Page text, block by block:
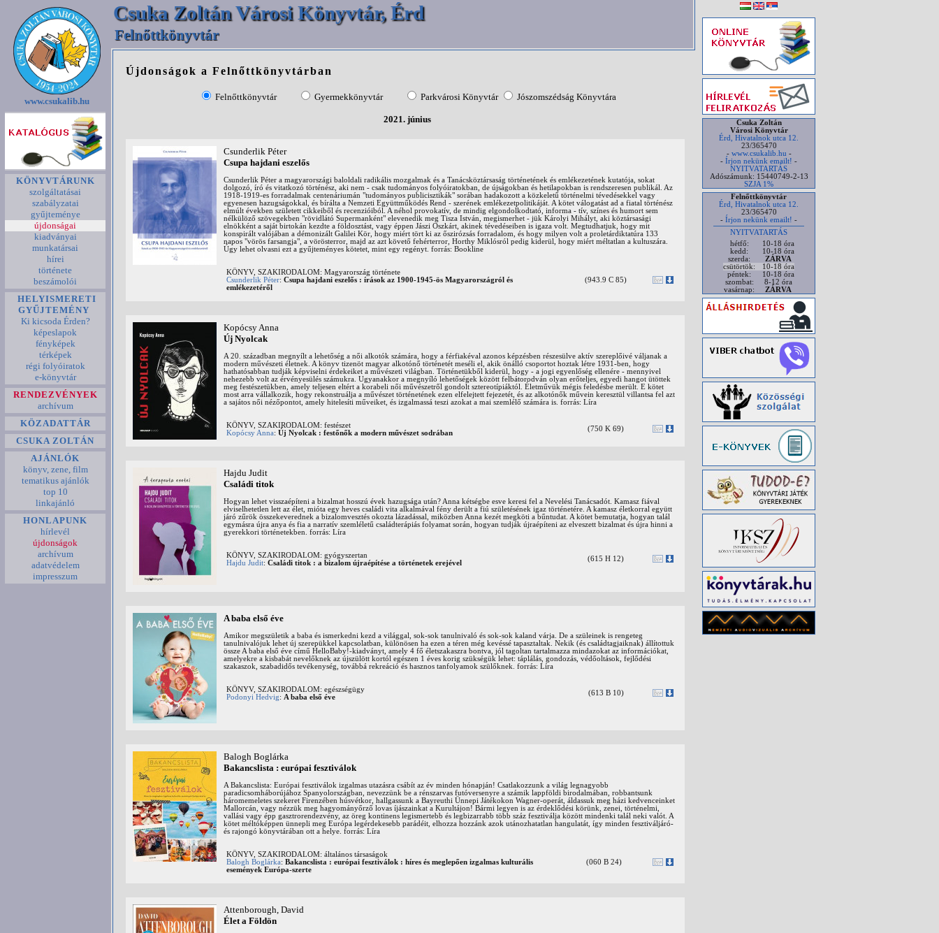
Csuka Zoltán Városi Könyvtár, Érd
Felnőttkönyvtár
www.csukalib.hu
KÖNYVTÁRUNK
szolgáltatásai
szabályzatai
gyűjteménye
újdonságai
kiadványai
munkatársai
hírei
története
beszámolói
HELYISMERETI
GYŰJTEMÉNY
Ki kicsoda Érden?
képeslapok
fényképek
térképek
régi folyóiratok
e-könyvtár
RENDEZVÉNYEK
archívum
KÖZADATTÁR
CSUKA ZOLTÁN
AJÁNLÓK
könyv, zene, film
tematikus ajánlók
top 10
linkajánló
HONLAPUNK
hírlevél
újdonságok
archívum
adatvédelem
impresszum
Újdonságok a Felnőttkönyvtárban
Felnőttkönyvtár Gyermekkönyvtár Parkvárosi Könyvtár Jószomszédság Könyvtára
2021. június
Csunderlik Péter
Csupa hajdani eszelős
Csunderlik Péter a magyarországi baloldali radikális mozgalmak és a Tanácsköztársaság történetének és emlékezetének kutatója, sokat
dolgozó, író és vitatkozó történész, aki nem - csak tudományos folyóiratokban, de újságokban és hetilapokban is rendszeresen publikál. Az
1918-1919-es forradalmak centenáriumán "tudományos publicisztikák" sorában hadakozott a közkeletű történelmi tévedésekkel vagy
egyenesen hazugságokkal, és bírálta a Nemzeti Együttműködés Rend - szerének emlékezetpolitikáját. A kötet válogatást ad a fiatal történész
elmúlt években született cikkeiből és recenzióiból. A néhol provokatív, de mindig elgondolkodtató, informa - tív, színes és humort sem
nélkülöző szövegekben "rövidlátó Supermanként" elevenedik meg Tisza István, megismerhet - jük Károlyi Mihályt, aki köztársasági
elnökként a saját birtokán kezdte a földosztást, vagy éppen Jászi Oszkárt, akinek tévedéseiben is igaza volt. Megtudhatjuk, hogy mit
konspirált valójában a démonizált Galilei Kör, hogy miért tört ki az őszirózsás forradalom, és hogy milyen volt a proletárdiktatúra 133
napos "vörös farsangja", a vörösterror, majd az azt követő fehérterror, Horthy Miklósról pedig kiderül, hogy miért méltatlan a kultuszára.
Úgy lehet olvasni ezt a gyűjteményes kötetet, mint egy regényt. forrás: Bookline
KÖNYV, SZAKIRODALOM: Magyarország története
Csunderlik Péter: Csupa hajdani eszelős : írások az 1900-1945-ös Magyarországról és
emlékezetéről
(943.9 C 85)
Kopócsy Anna
Új Nyolcak
A 20. században megnyílt a lehetőség a női alkotók számára, hogy a férfiakéval azonos képzésben részesülve aktív szereplőivé váljanak a
modern művészeti életnek. A könyv tizenöt magyar alkotónő történetét meséli el, akik önálló csoportot hoztak létre 1931-ben, hogy
hathatósabban tudják képviselni érdekeiket a művészeti világban. Történetükből kiderül, hogy - a jogi egyenlőség ellenére - mennyivel
nehezebb volt az érvényesülés számukra. Ugyanakkor a megnyíló lehetőségek között felbátorodván olyan erőteljes, egyedi hangot ütöttek
meg festészetükben, amely teljesen eltért a korabeli női művészetről gondolt sztereotípiáktól. Életművük mégis feledésbe merült. E kötet
most arra vállalkozik, hogy rekonstruálja a művészet történetének ezen elfelejtett fejezetét, és az alkotónők művein keresztül villantsa fel azt
a sajátos női nézőpontot, amely hitelesíti műveiket, és izgalmassá teszi azokat a mai szemlélő számára is. forrás: Líra
KÖNYV, SZAKIRODALOM: festészet
Kopócsy Anna: Új Nyolcak : festőnők a modern művészet sodrában
(750 K 69)
Hajdu Judit
Családi titok
Hogyan lehet visszaépíteni a bizalmat hosszú évek hazugsága után? Anna kétségbe esve keresi fel a Nevelési Tanácsadót. Kamasz fiával
elviselhetetlen lett az élet, mióta egy heves családi vita alkalmával fény derült a fiú születésének igaz történetére. A kamasz életkorral együtt
járó zűrök összekeverednek a bizalomvesztés okozta lázadással, miközben Anna kezét megköti a bűntudat. A kötet bemutatja, hogyan talál
egymásra újra anya és fia a narratív szemléletű családterápiás folyamat során, hogyan tudják újraépíteni az elveszett bizalmat és újra hinni a
gyerekkori történetekben. forrás: Líra
KÖNYV, SZAKIRODALOM: gyógyszertan
Hajdu Judit: Családi titok : a bizalom újraépítése a történetek erejével
(615 H 12)
A baba első éve
Amikor megszületik a baba és ismerkedni kezd a világgal, sok-sok tanulnivaló és sok-sok kaland várja. De a szüleinek is rengeteg
tanulnivalójuk lehet új szerepükkel kapcsolatban, különösen ha ezen a téren még kevéssé tapasztaltak. Nekik (és családtagjaiknak) állítottuk
össze A baba első éve című HelloBaby!-kiadványt, amely 4 fő életszakaszra bontva, jól tagoltan tartalmazza mindazokat az információkat,
amelyekre a kisbabát nevelőknek az újszülött kortól egészen 1 éves korig szükségük lehet: táplálás, gondozás, védőoltások, fejlődési
szakaszok, szabadidős tevékenység, továbbá rekreáció és hasznos tanfolyamok szülőknek. forrás: Líra
KÖNYV, SZAKIRODALOM: egészségügy
Podonyi Hedvig: A baba első éve
(613 B 10)
Balogh Boglárka
Bakancslista : európai fesztiválok
A Bakancslista: Európai fesztiválok izgalmas utazásra csábít az év minden hónapján! Csatlakozzunk a világ legnagyobb
paradicsomháborújához Spanyolországban, nevezzünk be a rénszarvas futóversenyre a számik lappföldi birodalmában, robbantsunk
háromemeletes szekeret Firenzében húsvétkor, hallgassunk a Bayreuthi Ünnepi Játékokon Wagner-operát, áldassuk meg házi kedvenceinket
Mallorcán, vagy nézzük meg hagyományőrző lovas íjászainkat a Kurultájon! Bármi legyen is az érdeklődési körünk, zenei, történelmi,
vallási vagy épp gasztrorendezvény, az öreg kontinens legismertebb és legbizarrabb több száz fesztiválja között mindenki talál neki valót. A
kötet méltóképpen ünnepli meg Európa legérdekesebb parádéit, elhozza hozzánk azok utánozhatatlan hangulatát, így minden fesztiváljáró-
és rajongó könyvtárában ott a helye. forrás: Líra
KÖNYV, SZAKIRODALOM: általános társaságok
Balogh Boglárka: Bakancslista : európai fesztiválok : híres és meglepően izgalmas kulturális
események Európa-szerte
(060 B 24)
Attenborough, David
Élet a Földön
Csuka Zoltán
Városi Könyvtár
Érd, Hivatalnok utca 12.
23/365470
- www.csukalib.hu -
- Írjon nekünk emailt! -
NYITVATARTÁS
Adószámunk: 15440749-2-13
SZJA 1%
Felnőttkönyvtár
Érd, Hivatalnok utca 12.
23/365470
- Írjon nekünk emailt! -
NYITVATARTÁS
hétfő:
10-18 óra
kedd:
10-18 óra
szerda:
ZÁRVA
csütörtök:
10-18 óra
péntek:
10-18 óra
szombat:
8-12 óra
vasárnap:
ZÁRVA